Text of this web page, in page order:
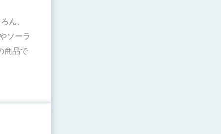
ん、
ソーラ
商品で